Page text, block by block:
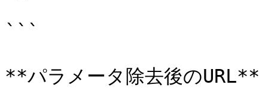
```
**パラメータ除去後のURL**